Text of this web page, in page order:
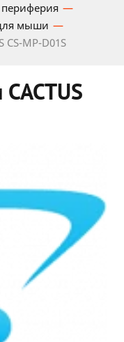
мыши
MP-D01S